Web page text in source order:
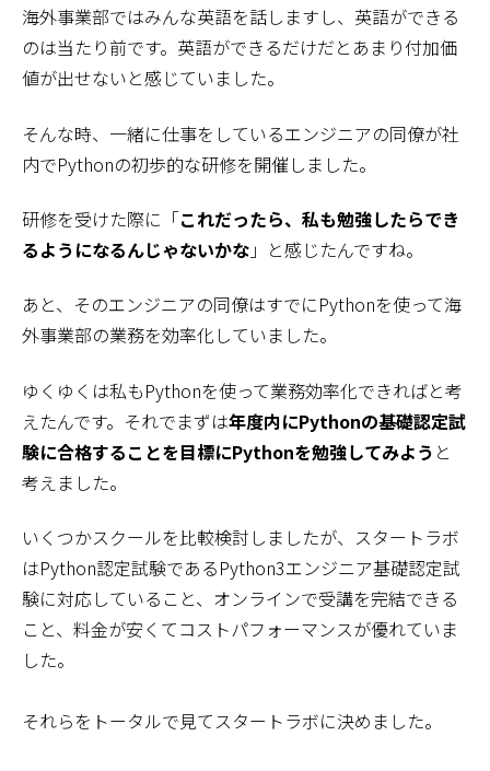
海外事業部ではみんな英語を話しますし、英語ができる
のは当たり前です。英語ができるだけだとあまり付加価
値が出せないと感じていました。
そんな時、一緒に仕事をしているエンジニアの同僚が社
内でPythonの初歩的な研修を開催しました。
研修を受けた際に「これだったら、私も勉強したらでき
るようになるんじゃないかな 」と感じたんですね。
あと、そのエンジニアの同僚はすでにPythonを使って海
外事業部の業務を効率化していました。
ゆくゆくは私もPythonを使って業務効率化できればと考
えたんです。それでまずは年度内にPythonの基礎認定試
験に合格することを目標にPythonを勉強してみよう と
考えました。
いくつかスクールを比較検討しましたが、スタートラボ
はPython認定試験であるPython3エンジニア基礎認定試
験に対応していること、オンラインで受講を完結できる
こと、料金が安くてコストパフォーマンスが優れていま
した。
それらをトータルで見てスタートラボに決めました。